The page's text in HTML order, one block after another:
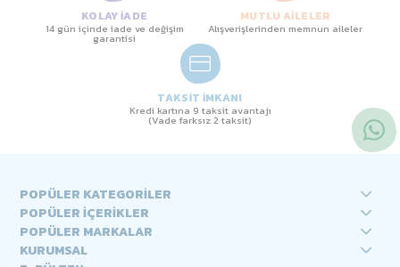
KOLAY İADE
14 gün içinde iade ve değişim
garantisi
MUTLU AİLELER
Alışverişlerinden memnun aileler
TAKSİT İMKANI
Kredi kartına 9 taksit avantajı
(Vade farksız 2 taksit)
POPÜLER KATEGORİLER
POPÜLER İÇERİKLER
POPÜLER MARKALAR
KURUMSAL